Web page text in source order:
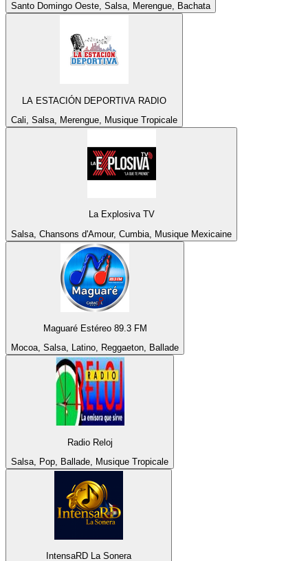
Santo Domingo Oeste, Salsa, Merengue, Bachata
LA ESTACIÓN DEPORTIVA RADIO
Cali, Salsa, Merengue, Musique Tropicale
La Explosiva TV
Salsa, Chansons d'Amour, Cumbia, Musique Mexicaine
Maguaré Estéreo 89.3 FM
Mocoa, Salsa, Latino, Reggaeton, Ballade
Radio Reloj
Salsa, Pop, Ballade, Musique Tropicale
IntensaRD La Sonera